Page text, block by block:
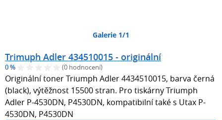
Galerie 1/1
Trimuph Adler 434510015 - originální
0 % (0 hodnocení)
Originální toner Triumph Adler 4434510015, barva černá
(black), výtěžnost 15500 stran. Pro tiskárny Triumph
Adler P-4530DN, P4530DN, kompatibilní také s Utax P-
4530DN, P4530DN